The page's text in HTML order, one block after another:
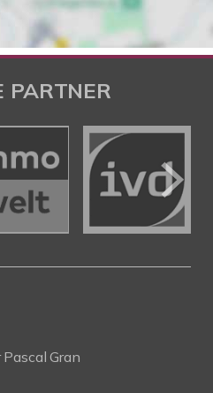
PARTNER
Gran